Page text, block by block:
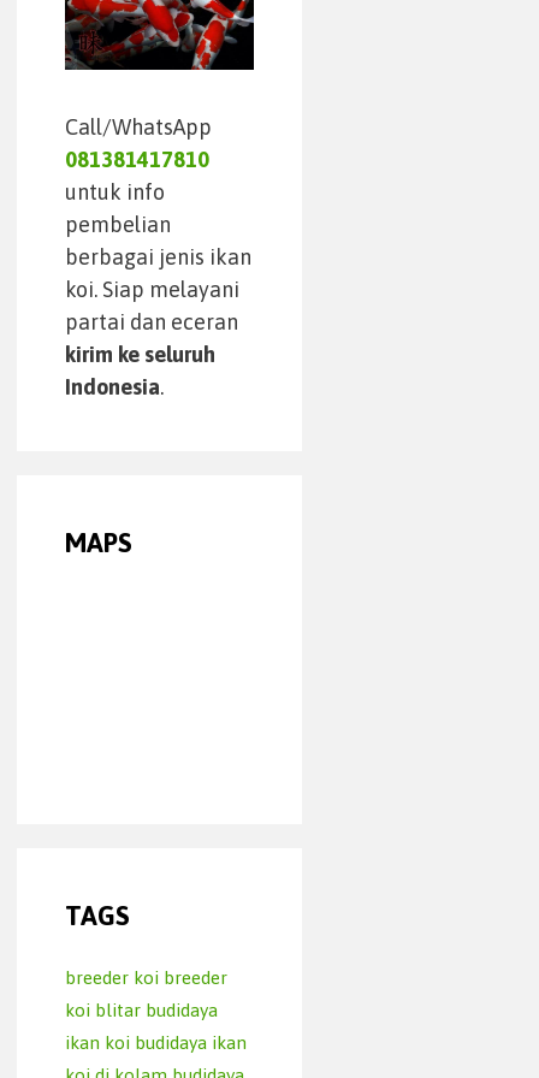
Call/WhatsApp
081381417810
untuk info
pembelian
berbagai jenis ikan
koi. Siap melayani
partai dan eceran
kirim ke seluruh
Indonesia.
MAPS
TAGS
breeder koi breeder
koi blitar budidaya
ikan koi budidaya ikan